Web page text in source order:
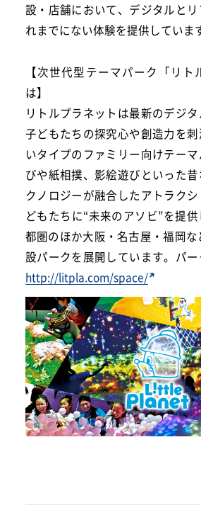
設・店舗において、デジタルと
れまでにない体験を提供していま
【次世代型テーマパーク「リト
は】
リトルプラネットは最新のデジ
子どもたちの探究心や創造力を
いタイプのファミリー向けテー
びや紙相撲、影絵遊びといった
クノロジーが融合したアトラク
どもたちに“未来のアソビ”を提
都圏のほか大阪・名古屋・福岡
設パークを展開しています。パー
http://litpla.com/space/